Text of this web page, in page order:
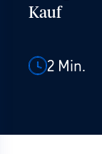
Kauf
2 Min.